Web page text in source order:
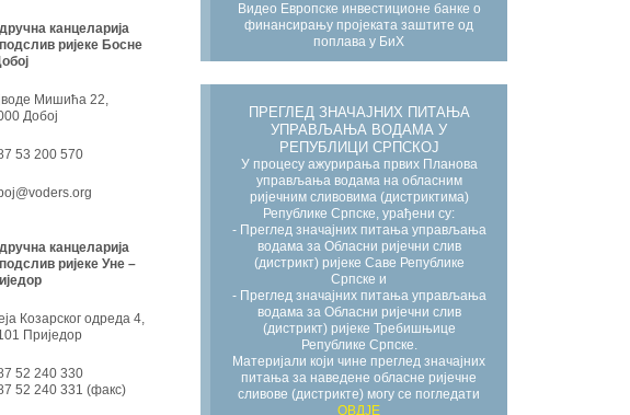
Видео Европске инвестиционе банке о
финансирању пројеката заштите од
поплава у БиХ
ПРЕГЛЕД ЗНАЧАЈНИХ ПИТАЊА
УПРАВЉАЊА ВОДАМА У
РЕПУБЛИЦИ СРПСКОЈ
У процесу ажурирања првих Планова
управљања водама на обласним
ријечним сливовима (дистриктима)
Републике Српске, урађени су:
- Преглед значајних питања управљања
водама за Обласни ријечни слив
(дистрикт) ријеке Саве Републике
Српске и
- Преглед значајних питања управљања
водама за Обласни ријечни слив
(дистрикт) ријеке Требишњице
Републике Српске.
Материјали који чине преглед значајних
питања за наведене обласне ријечне
сливове (дистрикте) могу се погледати
ОВДЈЕ
канцеларија
ријеке Босне
Мишића 22,
Добој
53 200 570
канцеларија
ријеке Уне –
Козарског одреда 4,
Приједор
52 240 330
52 240 331 (факс)